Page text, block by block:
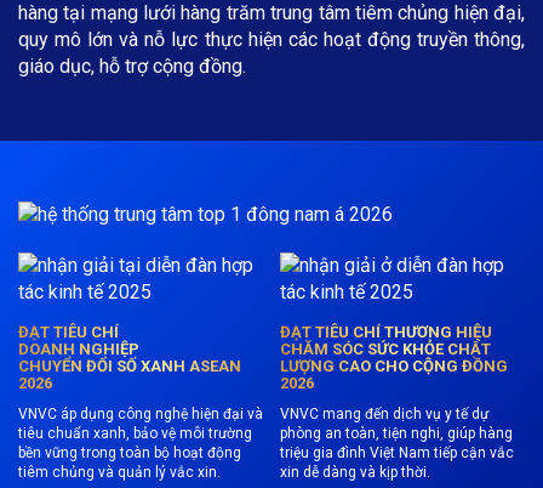
hàng tại mạng lưới hàng trăm trung tâm tiêm chủng hiện đại,
quy mô lớn và nỗ lực thực hiện các hoạt động truyền thông,
giáo dục, hỗ trợ cộng đồng.
ĐẠT TIÊU CHÍ
DOANH NGHIỆP
CHUYỂN ĐỔI SỐ XANH ASEAN
2026
VNVC áp dụng công nghệ hiện đại và
tiêu chuẩn xanh, bảo vệ môi trường
bền vững trong toàn bộ hoạt động
tiêm chủng và quản lý vắc xin.
ĐẠT TIÊU CHÍ THƯƠNG HIỆU
CHĂM SÓC SỨC KHỎE CHẤT
LƯỢNG CAO CHO CỘNG ĐỒNG
2026
VNVC mang đến dịch vụ y tế dự
phòng an toàn, tiện nghi, giúp hàng
triệu gia đình Việt Nam tiếp cận vắc
xin dễ dàng và kịp thời.